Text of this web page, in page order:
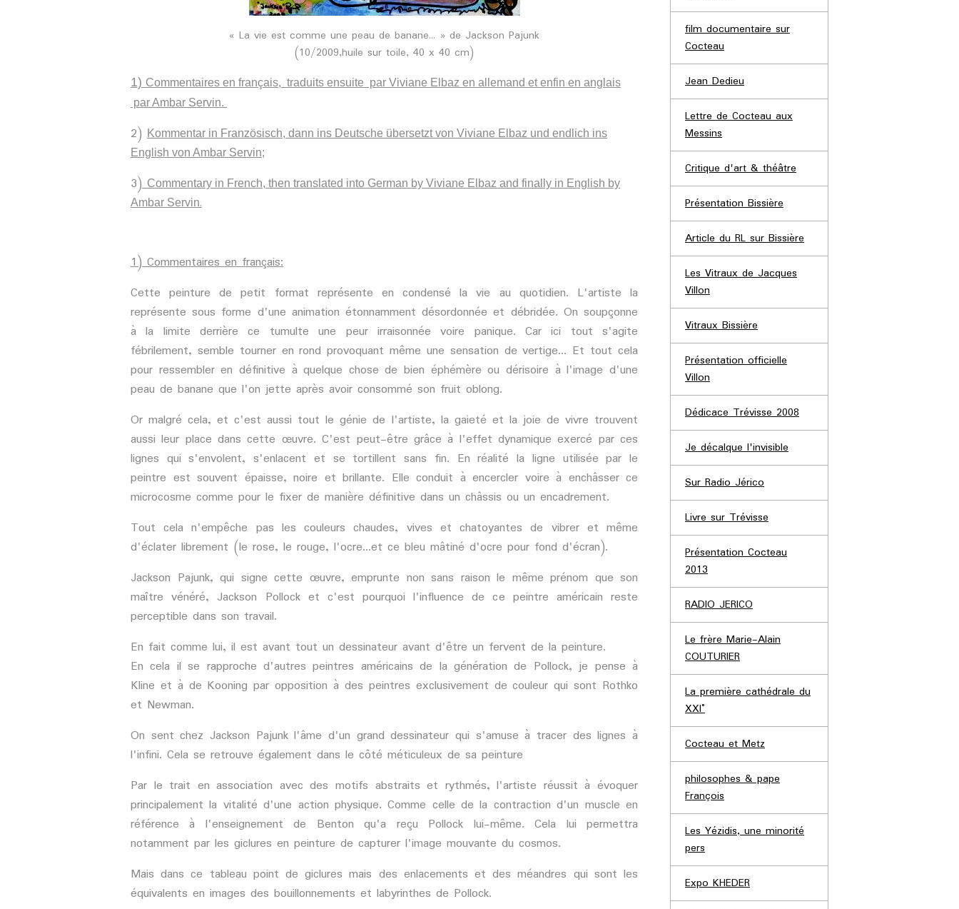
« La vie est comme une peau de banane... » de Jackson Pajunk
(10/2009,huile sur toile, 40 x 40 cm)
1) Commentaires en français, traduits ensuite par Viviane Elbaz en allemand et enfin en anglais
par Ambar Servin.
2)
Kommentar in Französisch, dann ins Deutsche übersetzt von Viviane Elbaz und endlich ins
English von Ambar Servin;
3) Commentary in French, then translated into German by Viviane Elbaz and finally in English by
Ambar Servin.
1) Commentaires en français:
Cette peinture de petit format représente en condensé la vie au quotidien. L'artiste la
représente sous forme d'une animation étonnamment désordonnée et débridée. On soupçonne
à la limite derrière ce tumulte une peur irraisonnée voire panique. Car ici tout s'agite
fébrilement, semble tourner en rond provoquant même une sensation de vertige... Et tout cela
pour ressembler en définitive à quelque chose de bien éphémère ou dérisoire à l'image d'une
peau de banane que l'on jette après avoir consommé son fruit oblong.
Or malgré cela, et c'est aussi tout le génie de l'artiste, la gaieté et la joie de vivre trouvent
aussi leur place dans cette œuvre. C'est peut-être grâce à l'effet dynamique exercé par ces
lignes qui s'envolent, s'enlacent et se tortillent sans fin. En réalité la ligne utilisée par le
peintre est souvent épaisse, noire et brillante. Elle conduit à encercler voire à enchâsser ce
microcosme comme pour le fixer de manière définitive dans un châssis ou un encadrement.
Tout cela n'empêche pas les couleurs chaudes, vives et chatoyantes de vibrer et même
d'éclater librement (le rose, le rouge, l'ocre...et ce bleu mâtiné d'ocre pour fond d'écran).
Jackson Pajunk, qui signe cette œuvre, emprunte non sans raison le même prénom que son
maître vénéré, Jackson Pollock et c'est pourquoi l'influence de ce peintre américain reste
perceptible dans son travail.
En fait comme lui, il est avant tout un dessinateur avant d'être un fervent de la peinture.
En cela il se rapproche d'autres peintres américains de la génération de Pollock, je pense à
Kline et à de Kooning par opposition à des peintres exclusivement de couleur qui sont Rothko
et Newman.
On sent chez Jackson Pajunk l'âme d'un grand dessinateur qui s'amuse à tracer des lignes à
l'infini. Cela se retrouve également dans le côté méticuleux de sa peinture
Par le trait en association avec des motifs abstraits et rythmés, l'artiste réussit à évoquer
principalement la vitalité d'une action physique. Comme celle de la contraction d'un muscle en
référence à l'enseignement de Benton qu'a reçu Pollock lui-même. Cela lui permettra
notamment par les giclures en peinture de capturer l'image mouvante du cosmos.
Mais dans ce tableau point de giclures mais des enlacements et des méandres qui sont les
équivalents en images des bouillonnements et labyrinthes de Pollock.
film documentaire sur
Cocteau
Jean Dedieu
Lettre de Cocteau aux
Messins
Critique d'art & théâtre
Présentation Bissière
Article du RL sur Bissière
Les Vitraux de Jacques
Villon
Vitraux Bissière
Présentation officielle
Villon
Dédicace Trévisse 2008
Je décalque l'invisible
Sur Radio Jérico
Livre sur Trévisse
Présentation Cocteau
2013
RADIO JERICO
Le frère Marie-Alain
COUTURIER
La première cathédrale du
XXI°
Cocteau et Metz
philosophes & pape
François
Les Yézidis, une minorité
pers
Expo KHEDER